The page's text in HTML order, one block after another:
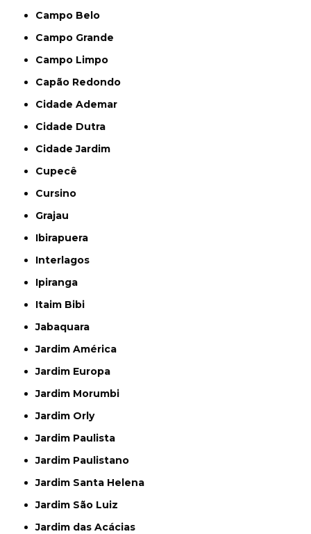
Campo Belo
Campo Grande
Campo Limpo
Capão Redondo
Cidade Ademar
Cidade Dutra
Cidade Jardim
Cupecê
Cursino
Grajau
Ibirapuera
Interlagos
Ipiranga
Itaim Bibi
Jabaquara
Jardim América
Jardim Europa
Jardim Morumbi
Jardim Orly
Jardim Paulista
Jardim Paulistano
Jardim Santa Helena
Jardim São Luiz
Jardim das Acácias